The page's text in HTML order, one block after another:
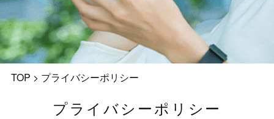
TOP > プライバシーポリシー
プライバシーポリシー